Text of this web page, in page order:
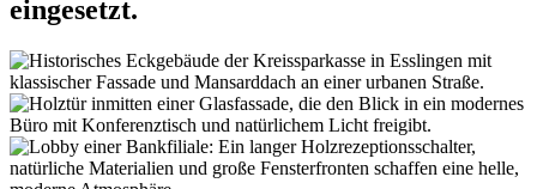
eingesetzt.